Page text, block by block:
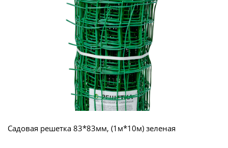
Садовая решетка 83*83мм, (1м*10м) зеленая